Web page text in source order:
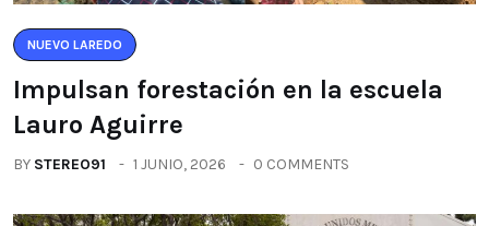
NUEVO LAREDO
Impulsan forestación en la escuela
Lauro Aguirre
BY STEREO91 1 JUNIO, 2026 0 COMMENTS